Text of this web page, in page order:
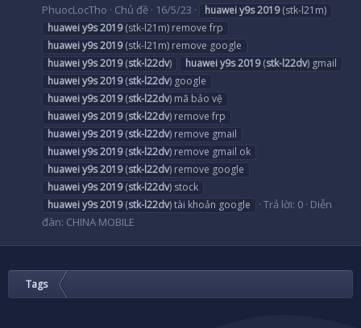
PhuocLocTho Chủ đề 16/5/23 huaweiy9s2019(stk-l21m)
huaweiy9s2019(stk-l21m) remove frp
huaweiy9s2019(stk-l21m) remove google
huaweiy9s2019(stk-l22dv) huaweiy9s2019(stk-l22dv) gmail
huaweiy9s2019(stk-l22dv) google
huaweiy9s2019(stk-l22dv) mã bảo vệ
huaweiy9s2019(stk-l22dv) remove frp
huaweiy9s2019(stk-l22dv) remove gmail
huaweiy9s2019(stk-l22dv) remove gmail ok
huaweiy9s2019(stk-l22dv) remove google
huaweiy9s2019(stk-l22dv) stock
huaweiy9s2019(stk-l22dv) tài khoản google Trả lời: 0 Diễn
đàn: CHINA MOBILE
Tags